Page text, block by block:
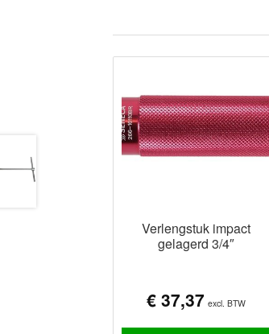
Verlengstuk impact
gelagerd 3/4″
€ 37,37 excl. BTW